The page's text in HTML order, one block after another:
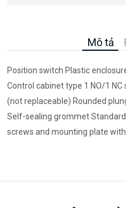
Mô tả
Position switch Plastic
Control cabinet type 1 NO/1
(not replaceable) Rounded
Self-sealing grommet
screws and mounting plate